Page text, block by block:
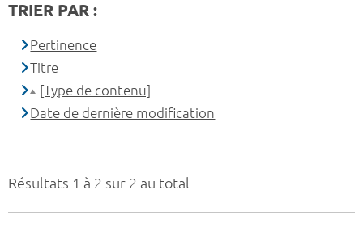
Résultats 1 à 2 sur 2 au total
TRIER PAR :
Pertinence
Titre
[Type de contenu]
Date de dernière modification